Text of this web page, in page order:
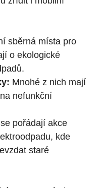
sběrná místa pro
o ekologické
Mnohé z nich mají
nefunkční
pořádají akce
kde
staré